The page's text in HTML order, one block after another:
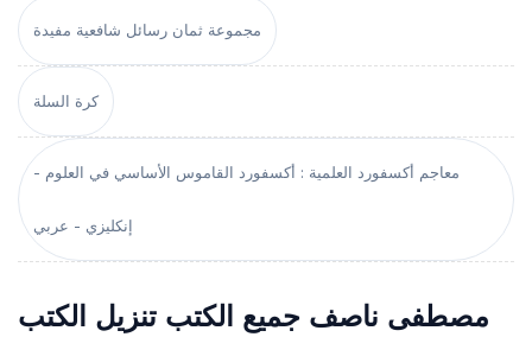
مجموعة ثمان رسائل شافعية مفيدة
كرة السلة
معاجم أكسفورد العلمية : أكسفورد القاموس الأساسي في العلوم -
إنكليزي - عربي
مصطفى ناصف جميع الكتب تنزيل الكتب